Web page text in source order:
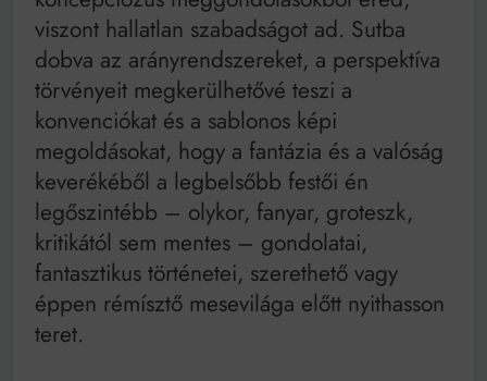
viszont hallatlan szabadságot ad. Sutba
dobva az arányrendszereket, a perspektíva
törvényeit megkerülhetővé teszi a
konvenciókat és a sablonos képi
megoldásokat, hogy a fantázia és a valóság
keverékéből a legbelsőbb festői én
legőszintébb – olykor, fanyar, groteszk,
kritikától sem mentes – gondolatai,
fantasztikus történetei, szerethető vagy
éppen rémísztő mesevilága előtt nyithasson
teret.